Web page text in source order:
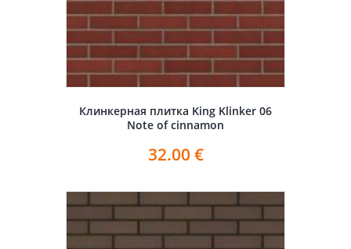
Клинкерная плитка King Klinker 06
Note of cinnamon
32.00 €